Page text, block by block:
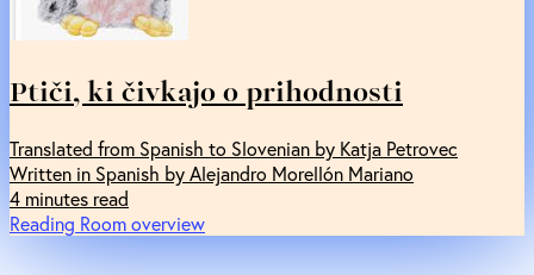
Ptiči, ki čivkajo o prihodnosti
Translated from Spanish to Slovenian by Katja Petrovec
Written in Spanish by Alejandro Morellón Mariano
4 minutes read
Reading Room overview